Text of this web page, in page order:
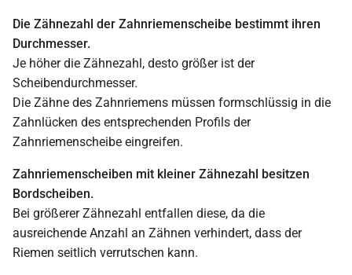
Die Zähnezahl der Zahnriemenscheibe bestimmt ihren
Durchmesser.
Je höher die Zähnezahl, desto größer ist der
Scheibendurchmesser.
Die Zähne des Zahnriemens müssen formschlüssig in die
Zahnlücken des entsprechenden Profils der
Zahnriemenscheibe eingreifen.
Zahnriemenscheiben mit kleiner Zähnezahl besitzen
Bordscheiben.
Bei größerer Zähnezahl entfallen diese, da die
ausreichende Anzahl an Zähnen verhindert, dass der
Riemen seitlich verrutschen kann.